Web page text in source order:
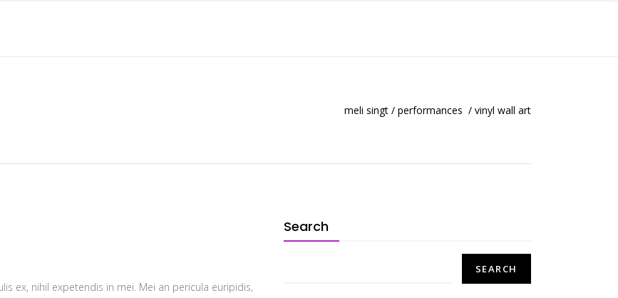
meli singt / performances / vinyl wall art
ex, nihil expetendis in mei. Mei an pericula euripidis,
Search
SEARCH